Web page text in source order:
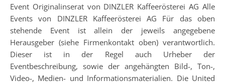
Event Originalinserat von DINZLER Kaffeerösterei AG Alle
Events von DINZLER Kaffeerösterei AG Für das oben
stehende Event ist allein der jeweils angegebene
Herausgeber (siehe Firmenkontakt oben) verantwortlich.
Dieser ist in der Regel auch Urheber der
Eventbeschreibung, sowie der angehängten Bild-, Ton-,
Video-, Medien- und Informationsmaterialien. Die United